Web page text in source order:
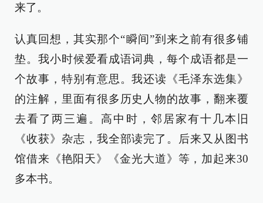
来了。
认真回想，其实那个“瞬间”到来之前有很多铺
垫。我小时候爱看成语词典，每个成语都是一
个故事，特别有意思。我还读《毛泽东选集》
的注解，里面有很多历史人物的故事，翻来覆
去看了两三遍。高中时，邻居家有十几本旧
《收获》杂志，我全部读完了。后来又从图书
馆借来《艳阳天》《金光大道》等，加起来30
多本书。